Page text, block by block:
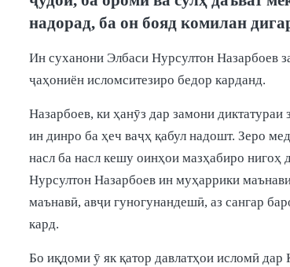
надорад, ба он бояд комилан
Ин суханони Элбаси Нурсултон Назарбоев
ҷаҳониён исломситезиро бедор карданд.
Назарбоев, ки ҳанӯз дар замони
ин динро ба ҳеч ваҷҳ қабул надошт. Зеро
насл ба насл кешу оинҳои мазҳабиро нигоҳ
Нурсултон Назарбоев ин муҳаррики
маънавӣ, авҷи гуногунандешӣ, аз сангар
кард.
Бо иқдоми ӯ як қатор давлатҳои исломӣ